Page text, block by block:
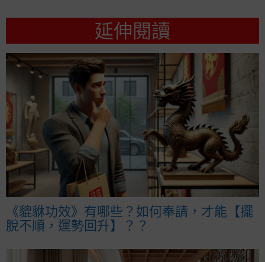
延伸閱讀
《貔貅功效》有哪些？如何奉請，才能【擺
脫不順，運勢回升】？？